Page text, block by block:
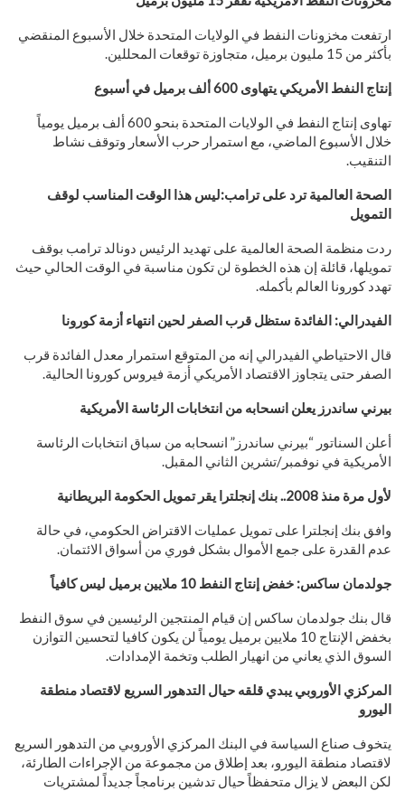
ارتفعت مخزونات النفط في الولايات المتحدة خلال الأسبوع المنقضي
بأكثر من 15 مليون برميل، متجاوزة توقعات المحللين.
إنتاج النفط الأمريكي يتهاوى 600 ألف برميل في أسبوع
تهاوى إنتاج النفط في الولايات المتحدة بنحو 600 ألف برميل يومياً
خلال الأسبوع الماضي، مع استمرار حرب الأسعار وتوقف نشاط
التنقيب.
الصحة العالمية ترد على ترامب:ليس هذا الوقت المناسب لوقف
التمويل
ردت منظمة الصحة العالمية على تهديد الرئيس دونالد ترامب بوقف
تمويلها، قائلة إن هذه الخطوة لن تكون مناسبة في الوقت الحالي حيث
تهدد كورونا العالم بأكمله.
الفيدرالي: الفائدة ستظل قرب الصفر لحين انتهاء أزمة كورونا
قال الاحتياطي الفيدرالي إنه من المتوقع استمرار معدل الفائدة قرب
الصفر حتى يتجاوز الاقتصاد الأمريكي أزمة فيروس كورونا الحالية.
بيرني ساندرز يعلن انسحابه من انتخابات الرئاسة الأمريكية
أعلن السناتور “بيرني ساندرز” انسحابه من سباق انتخابات الرئاسة
الأمريكية في نوفمبر/تشرين الثاني المقبل.
لأول مرة منذ 2008.. بنك إنجلترا يقر تمويل الحكومة البريطانية
وافق بنك إنجلترا على تمويل عمليات الاقتراض الحكومي، في حالة
عدم القدرة على جمع الأموال بشكل فوري من أسواق الائتمان.
جولدمان ساكس: خفض إنتاج النفط 10 ملايين برميل ليس كافياً
قال بنك جولدمان ساكس إن قيام المنتجين الرئيسين في سوق النفط
بخفض الإنتاج 10 ملايين برميل يومياً لن يكون كافيا لتحسين التوازن
السوق الذي يعاني من انهيار الطلب وتخمة الإمدادات.
المركزي الأوروبي يبدي قلقه حيال التدهور السريع لاقتصاد منطقة
اليورو
يتخوف صناع السياسة في البنك المركزي الأوروبي من التدهور السريع
لاقتصاد منطقة اليورو، بعد إطلاق من مجموعة من الإجراءات الطارئة،
لكن البعض لا يزال متحفظاً حيال تدشين برنامجاً جديداً لمشتريات